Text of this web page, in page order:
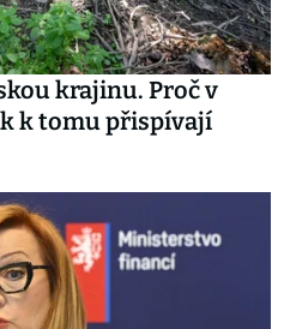
krajinu. Proč v
k tomu přispívají